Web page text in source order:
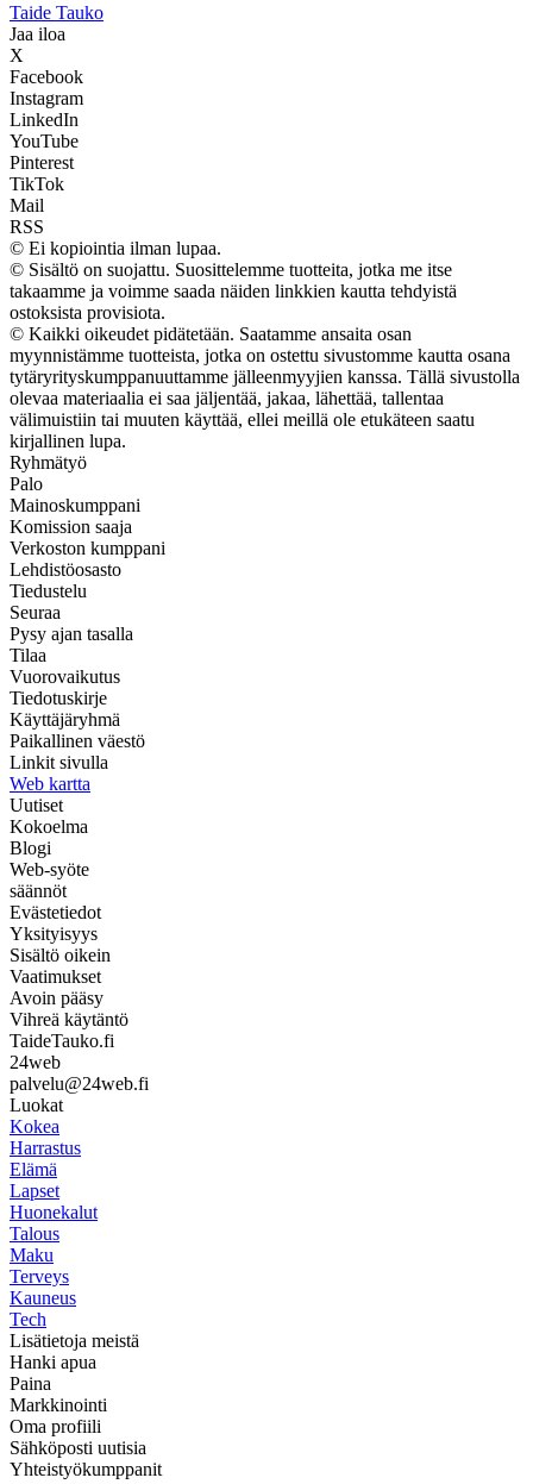
Taide Tauko
Jaa iloa
X
Facebook
Instagram
LinkedIn
YouTube
Pinterest
TikTok
Mail
RSS
© Ei kopiointia ilman lupaa.
© Sisältö on suojattu. Suosittelemme tuotteita, jotka me itse
takaamme ja voimme saada näiden linkkien kautta tehdyistä
ostoksista provisiota.
© Kaikki oikeudet pidätetään. Saatamme ansaita osan
myynnistämme tuotteista, jotka on ostettu sivustomme kautta osana
tytäryrityskumppanuuttamme jälleenmyyjien kanssa. Tällä sivustolla
olevaa materiaalia ei saa jäljentää, jakaa, lähettää, tallentaa
välimuistiin tai muuten käyttää, ellei meillä ole etukäteen saatu
kirjallinen lupa.
Ryhmätyö
Palo
Mainoskumppani
Komission saaja
Verkoston kumppani
Lehdistöosasto
Tiedustelu
Seuraa
Pysy ajan tasalla
Tilaa
Vuorovaikutus
Tiedotuskirje
Käyttäjäryhmä
Paikallinen väestö
Linkit sivulla
Web kartta
Uutiset
Kokoelma
Blogi
Web-syöte
säännöt
Evästetiedot
Yksityisyys
Sisältö oikein
Vaatimukset
Avoin pääsy
Vihreä käytäntö
TaideTauko.fi
24web
palvelu@24web.fi
Luokat
Kokea
Harrastus
Elämä
Lapset
Huonekalut
Talous
Maku
Terveys
Kauneus
Tech
Lisätietoja meistä
Hanki apua
Paina
Markkinointi
Oma profiili
Sähköposti uutisia
Yhteistyökumppanit